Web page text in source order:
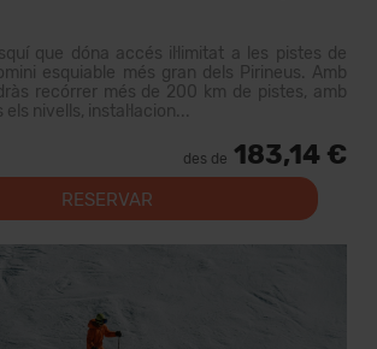
que dóna accés il·limitat a les pistes de
esquiable més gran dels Pirineus. Amb
recórrer més de 200 km de pistes, amb
nivells, instal·lacion...
des de 183,14 €
RESERVAR